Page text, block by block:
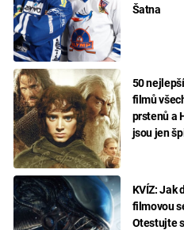
Šatna
50
filmů
prstenů a
jsou jen
KVÍZ: Jak
filmovou
Otestujte